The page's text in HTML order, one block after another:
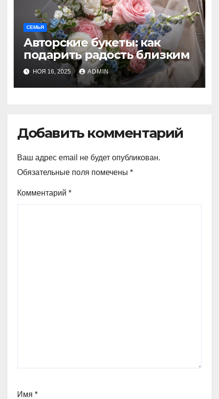
СЕМЬЯ
Авторские букеты: как
подарить радость близким
НОЯ 16, 2025 ADMIN
Добавить комментарий
Ваш адрес email не будет опубликован.
Обязательные поля помечены *
Комментарий *
Имя *